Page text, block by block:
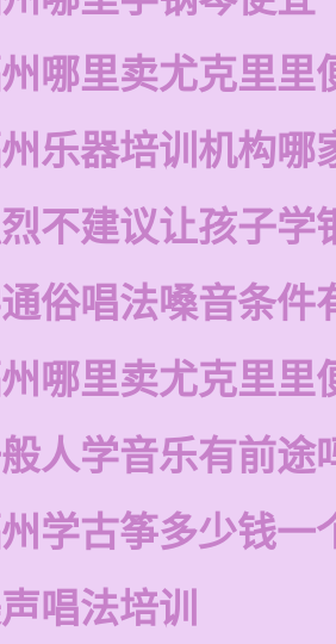
哪里卖尤克里里
乐器培训机构哪
不建议让孩子学
俗唱法嗓音条件
哪里卖尤克里里
人学音乐有前途
学古筝多少钱一
唱法培训